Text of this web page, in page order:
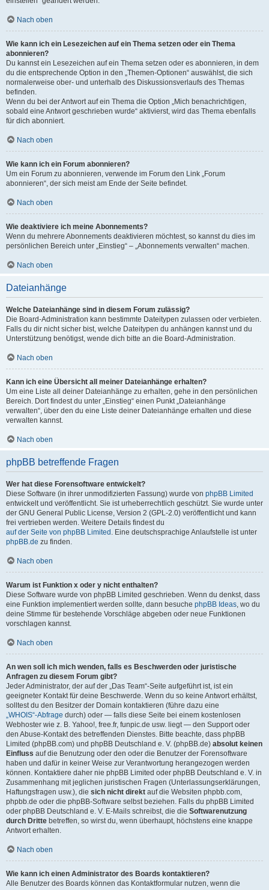
Nach oben
Wie kann ich ein Lesezeichen auf ein Thema setzen oder ein Thema
abonnieren?
Du kannst ein Lesezeichen auf ein Thema setzen oder es abonnieren, in dem
du die entsprechende Option in den „Themen-Optionen“ auswählst, die sich
normalerweise ober- und unterhalb des Diskussionsverlaufs des Themas
befinden.
Wenn du bei der Antwort auf ein Thema die Option „Mich benachrichtigen,
sobald eine Antwort geschrieben wurde“ aktivierst, wird das Thema ebenfalls
für dich abonniert.
Nach oben
Wie kann ich ein Forum abonnieren?
Um ein Forum zu abonnieren, verwende im Forum den Link „Forum
abonnieren“, der sich meist am Ende der Seite befindet.
Nach oben
Wie deaktiviere ich meine Abonnements?
Wenn du mehrere Abonnements deaktivieren möchtest, so kannst du dies im
persönlichen Bereich unter „Einstieg“ – „Abonnements verwalten“ machen.
Nach oben
Dateianhänge
Welche Dateianhänge sind in diesem Forum zulässig?
Die Board-Administration kann bestimmte Dateitypen zulassen oder verbieten.
Falls du dir nicht sicher bist, welche Dateitypen du anhängen kannst und du
Unterstützung benötigst, wende dich bitte an die Board-Administration.
Nach oben
Kann ich eine Übersicht all meiner Dateianhänge erhalten?
Um eine Liste all deiner Dateianhänge zu erhalten, gehe in den persönlichen
Bereich. Dort findest du unter „Einstieg“ einen Punkt „Dateianhänge
verwalten“, über den du eine Liste deiner Dateianhänge erhalten und diese
verwalten kannst.
Nach oben
phpBB betreffende Fragen
Wer hat diese Forensoftware entwickelt?
Diese Software (in ihrer unmodifizierten Fassung) wurde von phpBB Limited
entwickelt und veröffentlicht. Sie ist urheberrechtlich geschützt. Sie wurde unter
der GNU General Public License, Version 2 (GPL-2.0) veröffentlicht und kann
frei vertrieben werden. Weitere Details findest du
auf der Seite von phpBB Limited . Eine deutschsprachige Anlaufstelle ist unter
phpBB.de zu finden.
Nach oben
Warum ist Funktion x oder y nicht enthalten?
Diese Software wurde von phpBB Limited geschrieben. Wenn du denkst, dass
eine Funktion implementiert werden sollte, dann besuche phpBB Ideas, wo du
deine Stimme für bestehende Vorschläge abgeben oder neue Funktionen
vorschlagen kannst.
Nach oben
An wen soll ich mich wenden, falls es Beschwerden oder juristische
Anfragen zu diesem Forum gibt?
Jeder Administrator, der auf der „Das Team“-Seite aufgeführt ist, ist ein
geeigneter Kontakt für deine Beschwerde. Wenn du so keine Antwort erhältst,
solltest du den Besitzer der Domain kontaktieren (führe dazu eine
„WHOIS“-Abfrage durch) oder — falls diese Seite bei einem kostenlosen
Webhoster wie z. B. Yahoo!, free.fr, funpic.de usw. liegt — den Support oder
den Abuse-Kontakt des betreffenden Dienstes. Bitte beachte, dass phpBB
Limited (phpBB.com) und phpBB Deutschland e. V. (phpBB.de) absolut keinen
Einfluss auf die Benutzung oder den oder die Benutzer der Forensoftware
haben und dafür in keiner Weise zur Verantwortung herangezogen werden
können. Kontaktiere daher nie phpBB Limited oder phpBB Deutschland e. V. in
Zusammenhang mit jeglichen juristischen Fragen (Unterlassungserklärungen,
Haftungsfragen usw.), die sich nicht direkt auf die Websiten phpbb.com,
phpbb.de oder die phpBB-Software selbst beziehen. Falls du phpBB Limited
oder phpBB Deutschland e. V. E-Mails schreibst, die die Softwarenutzung
durch Dritte betreffen, so wirst du, wenn überhaupt, höchstens eine knappe
Antwort erhalten.
Nach oben
Wie kann ich einen Administrator des Boards kontaktieren?
Alle Benutzer des Boards können das Kontaktformular nutzen, wenn die